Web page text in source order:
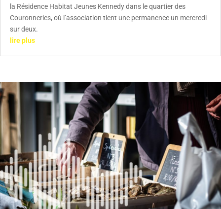
la Résidence Habitat Jeunes Kennedy dans le quartier des
Couronneries, où l’association tient une permanence un mercredi
sur deux.
lire plus